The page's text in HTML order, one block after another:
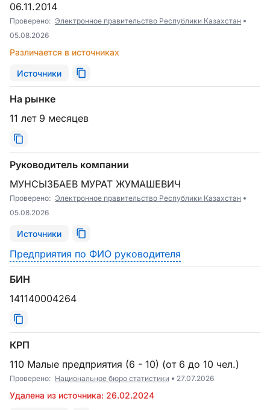
06.11.2014
Проверено: Электронное правительство Республики Казахстан
05.08.2026
Различается в источниках
Источники
На рынке
11 лет 9 месяцев
Руководитель компании
МУНСЫЗБАЕВ МУРАТ ЖУМАШЕВИЧ
Проверено: Электронное правительство Республики Казахстан
05.08.2026
Источники
Предприятия по ФИО руководителя
БИН
141140004264
КРП
110 Малые предприятия (6 - 10) (от 6 до 10 чел.)
Проверено: Национальное бюро статистики 27.07.2026
Удалена из источника: 26.02.2024